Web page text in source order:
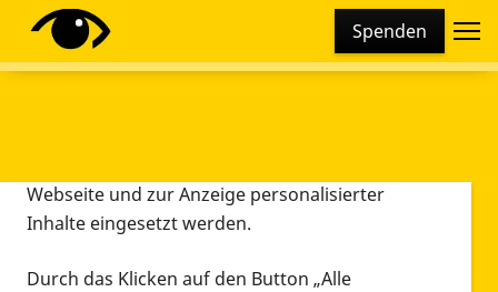
Spenden
Diese Webseite setzt verschiedene Cookies und
Tracking-Tools ein. Dies beinhaltet Cookies und
Webseite und zur Anzeige personalisierter
Inhalte eingesetzt werden.
Durch das Klicken auf den Button „Alle